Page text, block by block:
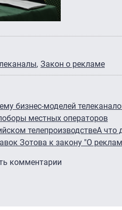
Закон о рекламе
бизнес-моделей
местных операторов
телепроизводствеА что
Зотова к закону "О
комментарии